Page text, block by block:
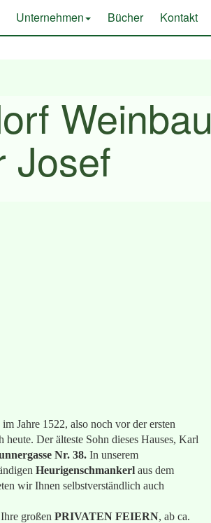
Unternehmen Bücher Kontakt
Weinbau
Josef
Jahre 1522, also noch vor der ersten
Der älteste Sohn dieses Hauses, Karl
Nr. 38. In unserem
Heurigenschmankerl aus dem
wir Ihnen selbstverständlich auch
großen PRIVATEN FEIERN, ab ca.